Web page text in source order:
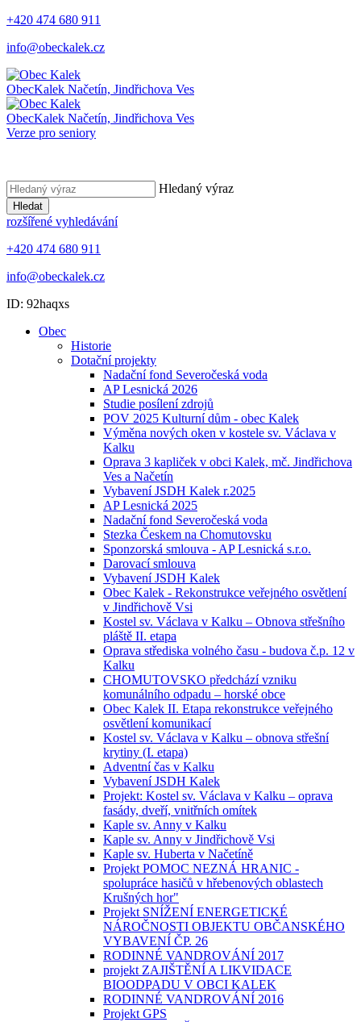
+420 474 680 911
info@obeckalek.cz
ObecKalek Načetín, Jindřichova Ves
ObecKalek Načetín, Jindřichova Ves
Verze pro seniory
Hledaný výraz
Hledat
rozšířené vyhledávání
+420 474 680 911
info@obeckalek.cz
ID: 92haqxs
Obec
Historie
Dotační projekty
Nadační fond Severočeská voda
AP Lesnická 2026
Studie posílení zdrojů
POV 2025 Kulturní dům - obec Kalek
Výměna nových oken v kostele sv. Václava v
Kalku
Oprava 3 kapliček v obci Kalek, mč. Jindřichova
Ves a Načetín
Vybavení JSDH Kalek r.2025
AP Lesnická 2025
Nadační fond Severočeská voda
Stezka Českem na Chomutovsku
Sponzorská smlouva - AP Lesnická s.r.o.
Darovací smlouva
Vybavení JSDH Kalek
Obec Kalek - Rekonstrukce veřejného osvětlení
v Jindřichově Vsi
Kostel sv. Václava v Kalku – Obnova střešního
pláště II. etapa
Oprava střediska volného času - budova č.p. 12 v
Kalku
CHOMUTOVSKO předchází vzniku
komunálního odpadu – horské obce
Obec Kalek II. Etapa rekonstrukce veřejného
osvětlení komunikací
Kostel sv. Václava v Kalku – obnova střešní
krytiny (I. etapa)
Adventní čas v Kalku
Vybavení JSDH Kalek
Projekt: Kostel sv. Václava v Kalku – oprava
fasády, dveří, vnitřních omítek
Kaple sv. Anny v Kalku
Kaple sv. Anny v Jindřichově Vsi
Kaple sv. Huberta v Načetíně
Projekt POMOC NEZNÁ HRANIC -
spolupráce hasičů v hřebenových oblastech
Krušných hor"
Projekt SNÍŽENÍ ENERGETICKÉ
NÁROČNOSTI OBJEKTU OBČANSKÉHO
VYBAVENÍ ČP. 26
RODINNÉ VANDROVÁNÍ 2017
projekt ZAJIŠTĚNÍ A LIKVIDACE
BIOODPADU V OBCI KALEK
RODINNÉ VANDROVÁNÍ 2016
Projekt GPS